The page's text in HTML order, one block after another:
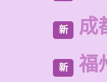
新 成
新 福